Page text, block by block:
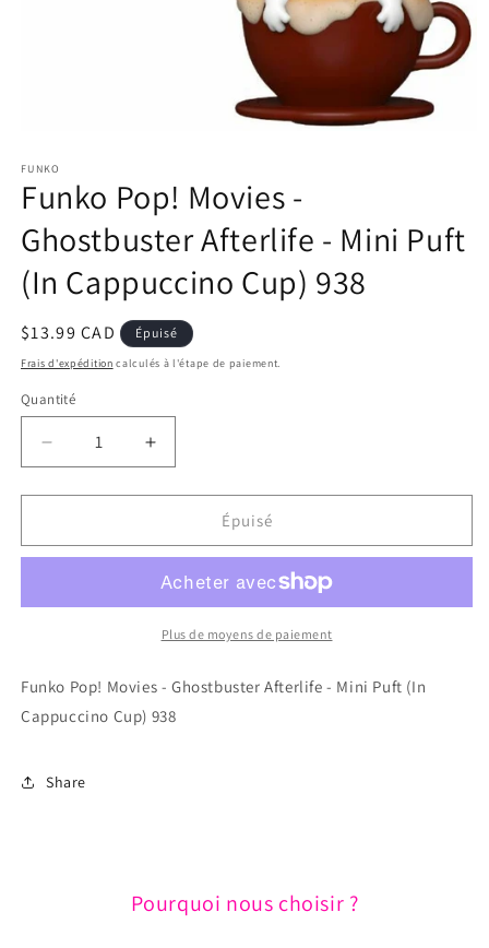
média
1
dans
fenêtre
modale
FUNKO
Funko Pop! Movies -
Ghostbuster Afterlife - Mini Puft
(In Cappuccino Cup) 938
Prix
habituel
$13.99 CAD Épuisé
Frais d'expédition calculés à l'étape de paiement.
Quantité
Réduire
la
quantité
Funko
-
-
Puft
Cappuccino
Cup)
Augmenter
la
quantité
Funko
Movies
-
Ghostbuster
-
Puft
Épuisé
Plus de moyens de paiement
Funko Pop! Movies - Ghostbuster Afterlife - Mini Puft (In
Cappuccino Cup) 938
Share
Pourquoi nous choisir ?